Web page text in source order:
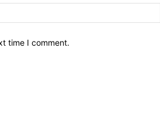
time I comment.